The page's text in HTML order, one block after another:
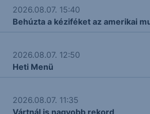
2026.08.07. 15:40
Behúzta a kéziféket az amerikai
2026.08.07. 12:50
Heti Menü
2026.08.07. 11:35
Vártnál is nagyobb rekord